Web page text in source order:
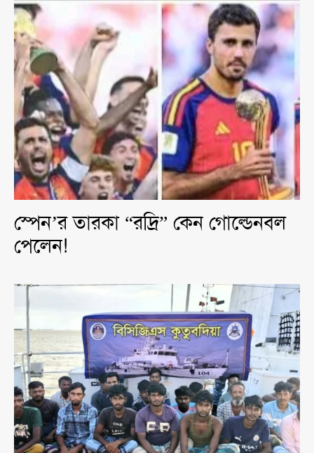
স্পেন’র তারকা “রদ্রি” কেন গোল্ডেনবল
পেলেন!